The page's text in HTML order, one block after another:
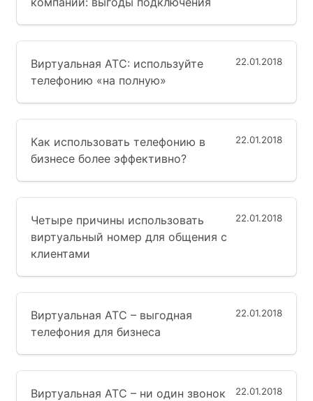
22.01.2018
Виртуальная АТС: используйте
телефонию «на полную»
22.01.2018
Как использовать телефонию в
бизнесе более эффективно?
22.01.2018
Четыре причины использовать
виртуальный номер для общения с
клиентами
22.01.2018
Виртуальная АТС – выгодная
телефония для бизнеса
22.01.2018
Виртуальная АТС – ни один звонок